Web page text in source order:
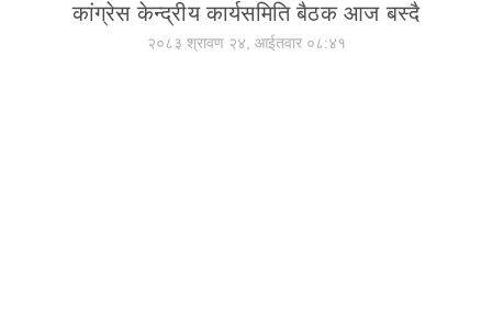
कांग्रेस केन्द्रीय कार्यसमिति बैठक आज बस्दै
२०८३ श्रावण २४, आईतवार ०८:४१